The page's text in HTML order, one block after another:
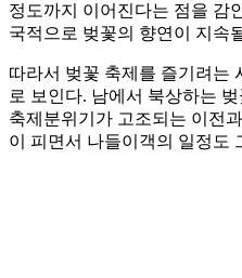
정도까지 이어진다는 점을 감
국적으로 벚꽃의 향연이 지속
따라서 벚꽃 축제를 즐기려는
로 보인다. 남에서 북상하는
축제분위기가 고조되는 이전
이 피면서 나들이객의 일정도